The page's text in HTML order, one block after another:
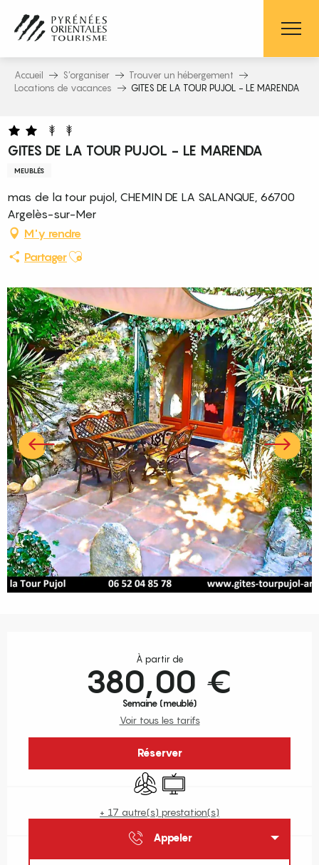
contenu
principal
Accueil S’organiser
Trouver un hébergement
Locations de vacances
GITES DE LA TOUR PUJOL - LE MARENDA
GITES DE LA TOUR PUJOL - LE MARENDA
MEUBLÉS
mas de la tour pujol, CHEMIN DE LA SALANQUE, 66700
Argelès-sur-Mer
M'y rendre
PartagerAjouter aux favoris
À partir de
380,00 €
Semaine (meublé)
Voir tous les tarifs
Réserver
Air conditionné
Télévision
+ 17 autre(s) prestation(s)
Appeler